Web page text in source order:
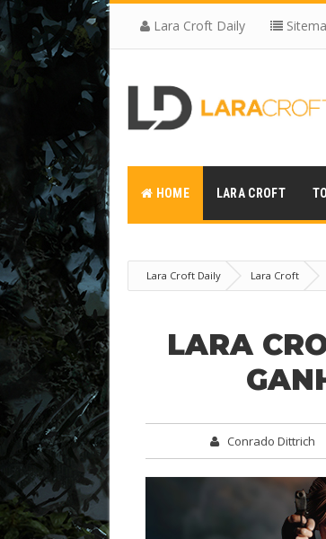
Lara Croft Daily
HOME LARA CROFT
Lara Croft Daily Lara Croft
estatuera
LARA
Conrado Dittrich